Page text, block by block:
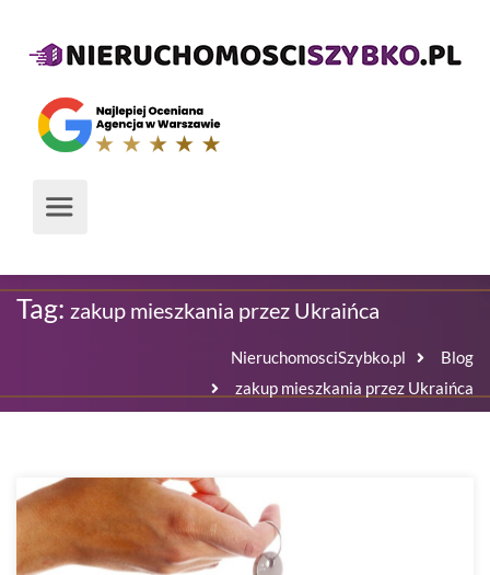
Tag: zakup mieszkania przez Ukraińca
NieruchomosciSzybko.pl
Blog
zakup mieszkania przez Ukraińca